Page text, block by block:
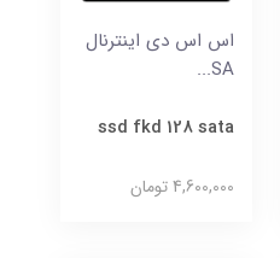
اس اس دی اینترنال
SA...
ssd fkd 128 sata
4,600,000 تومان